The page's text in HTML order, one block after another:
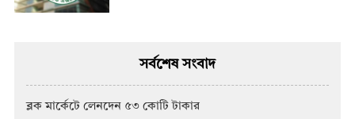
সর্বশেষ সংবাদ
ব্লক মার্কেটে লেনদেন ৫৩ কোটি টাকার